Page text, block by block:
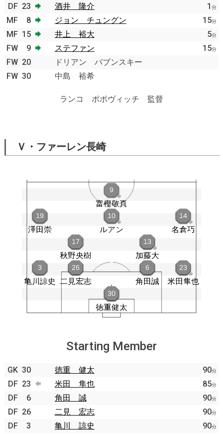
DF 23 酒井 隆介 1 分
MF 8 ジョン チュングン 15分
MF 15 井上 裕大 5分
FW 9 ステファン 15分
FW 20
ドリアン バブンスキー
FW 30 中島 裕希
ランコ ポポヴィッチ 監督
Ｖ・ファーレン長崎
Starting Member
GK 30 徳重 健太 90分
DF 23 米田 隼也 85分
DF 6 角田 誠 90分
DF 26 二見 宏志 90分
DF 3 亀川 諒史 90分